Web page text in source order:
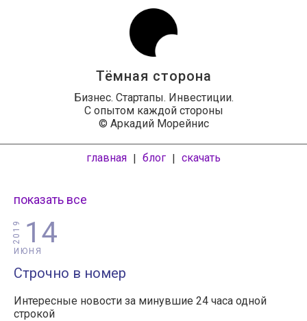
Тёмная сторона
Бизнес. Стартапы. Инвестиции.
С опытом каждой стороны
© Аркадий Морейнис
главная | блог | скачать
показать все
14
ИЮНЯ
2019
Строчно в номер
Интересные новости за минувшие 24 часа одной
строкой